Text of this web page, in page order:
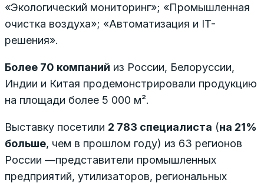
«Экологический мониторинг»; «Промышленная
очистка воздуха»; «Автоматизация и IT-
решения».
Более 70 компаний из России, Белоруссии,
Индии и Китая продемонстрировали продукцию
на площади более 5 000 м².
Выставку посетили 2 783 специалиста (на 21%
больше, чем в прошлом году) из 63 регионов
России —представители промышленных
предприятий, утилизаторов, региональных